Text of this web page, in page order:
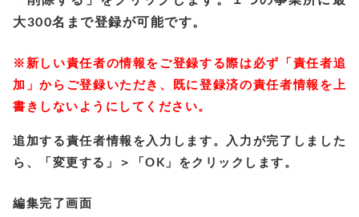
大300名まで登録が可能です。
※新しい責任者の情報をご登録する際は必ず「責任者追
加」からご登録いただき、既に登録済の責任者情報を上
書きしないようにしてください。
追加する責任者情報を入力します。入力が完了しました
ら、「変更する」＞「OK」をクリックします。
編集完了画面